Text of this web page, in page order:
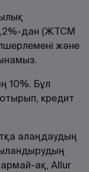
8,2%-дан (ЖТСМ
және
10%. Бұл
кредит
алаңдаудың
ақ, Allur